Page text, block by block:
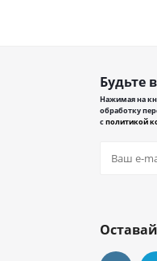
Будьте
Нажимая на
обработку
сполитикой